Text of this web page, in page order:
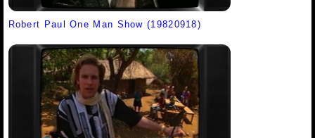
Robert Paul One Man Show (19820918)